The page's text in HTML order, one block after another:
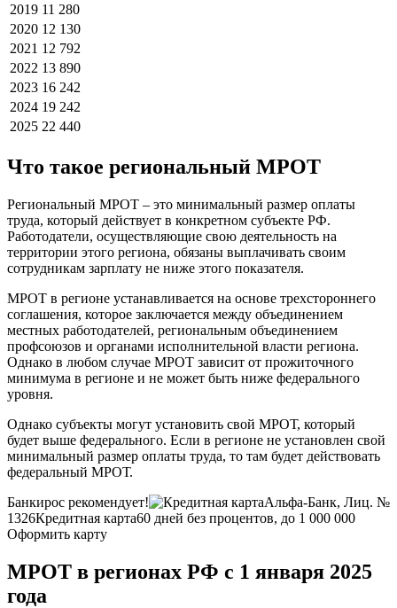
2019 11 280
2020 12 130
2021 12 792
2022 13 890
2023 16 242
2024 19 242
2025 22 440
Что такое региональный МРОТ
Региональный МРОТ – это минимальный размер оплаты
труда, который действует в конкретном субъекте РФ.
Работодатели, осуществляющие свою деятельность на
территории этого региона, обязаны выплачивать своим
сотрудникам зарплату не ниже этого показателя.
МРОТ в регионе устанавливается на основе трехстороннего
соглашения, которое заключается между объединением
местных работодателей, региональным объединением
профсоюзов и органами исполнительной власти региона.
Однако в любом случае МРОТ зависит от прожиточного
минимума в регионе и не может быть ниже федерального
уровня.
Однако субъекты могут установить свой МРОТ, который
будет выше федерального. Если в регионе не установлен свой
минимальный размер оплаты труда, то там будет действовать
федеральный МРОТ.
Банкирос рекомендует!
Альфа-Банк, Лиц. №
1326Кредитная карта60 дней без процентов, до 1 000 000
Оформить карту
МРОТ в регионах РФ с 1 января 2025
года